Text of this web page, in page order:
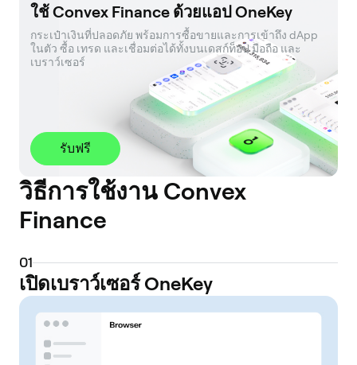
ใช้ Convex Finance ด้วยแอป OneKey
กระเป๋าเงินที่ปลอดภัย พร้อมการซื้อขายและการเข้าถึง dApp
ในตัว ซื้อ เทรด และเชื่อมต่อได้ทั้งบนเดสก์ท็อป มือถือ และ
เบราว์เซอร์
รับฟรี
วิธีการใช้งาน Convex
Finance
01
เปิดเบราว์เซอร์ OneKey